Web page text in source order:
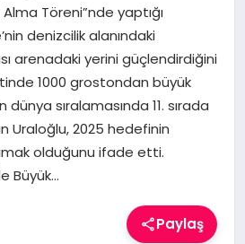
Töreni”nde yaptığı
denizcilik alanındaki
arenadaki yerini güçlendirdiğini
1000 grostondan büyük
sıralamasında 11. sırada
Uraloğlu, 2025 hedefinin
olduğunu ifade etti.
Büyük…
Paylaş